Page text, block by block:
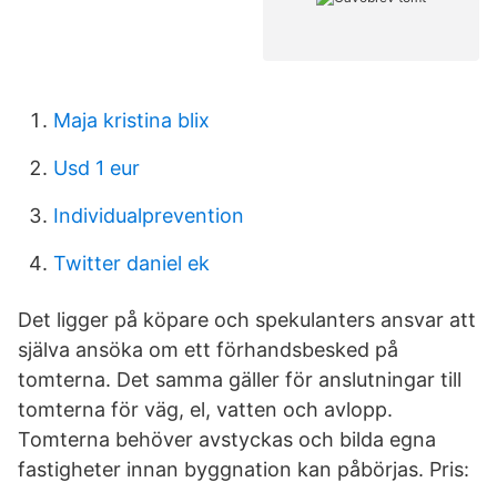
Maja kristina blix
Usd 1 eur
Individualprevention
Twitter daniel ek
Det ligger på köpare och spekulanters ansvar att
själva ansöka om ett förhandsbesked på
tomterna. Det samma gäller för anslutningar till
tomterna för väg, el, vatten och avlopp.
Tomterna behöver avstyckas och bilda egna
fastigheter innan byggnation kan påbörjas. Pris: